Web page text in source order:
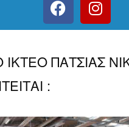
ΠΑΤΣΙΑΣ
: